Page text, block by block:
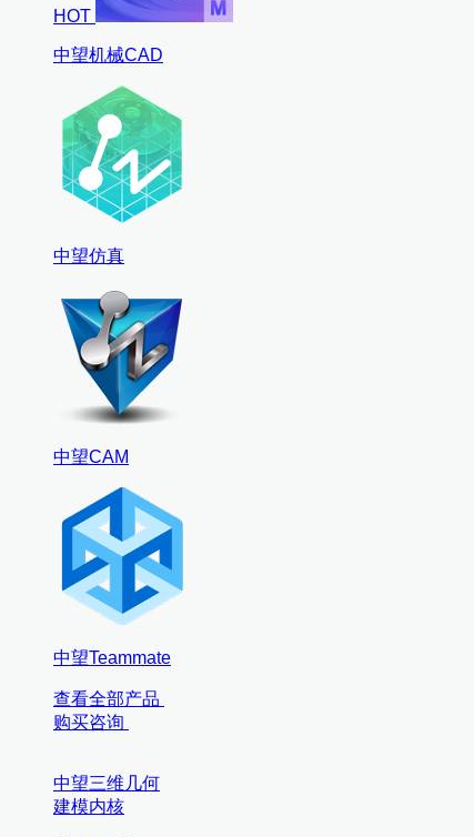
HOT
中望机械CAD
中望仿真
中望CAM
中望Teammate
查看全部产品
购买咨询
中望三维几何
建模内核